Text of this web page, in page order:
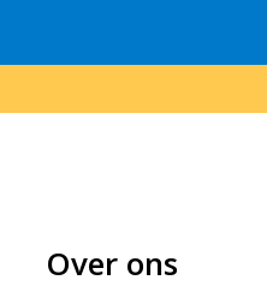
Over ons